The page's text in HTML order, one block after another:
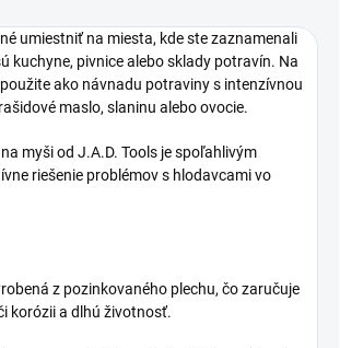
umiestniť na miesta, kde ste zaznamenali
kuchyne, pivnice alebo sklady potravín. Na
ako návnadu potraviny s intenzívnou
maslo, slaninu alebo ovocie.
myši od J.A.D. Tools je spoľahlivým
riešenie problémov s hlodavcami vo
z pozinkovaného plechu, čo zaručuje
korózii a dlhú životnosť.